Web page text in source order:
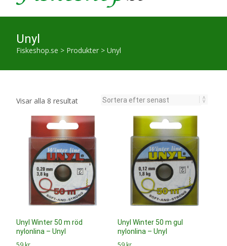
Unyl
Fiskeshop.se > Produkter > Unyl
Visar alla 8 resultatSortera
senaste
Unyl Winter 50 m röd
nylonlina – Unyl
Unyl Winter 50 m gul
nylonlina – Unyl